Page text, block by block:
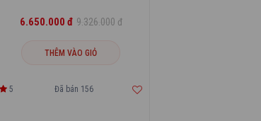
6.650.000 đ 9.326.000 đ
THÊM VÀO GIỎ
5 Đã bán 156